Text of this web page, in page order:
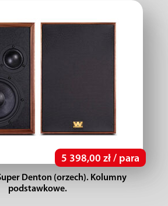
5 398,00 zł / para
Denton (orzech). Kolumny
podstawkowe.